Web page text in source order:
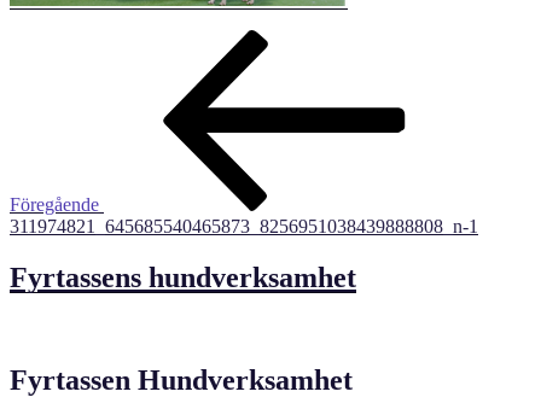
Inläggsnavigering
Föregående
311974821_645685540465873_8256951038439888808_n-1
Fyrtassens hundverksamhet
Fyrtassen Hundverksamhet